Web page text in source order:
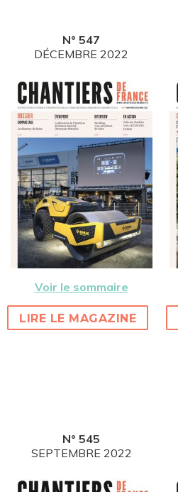
N° 547
DÉCEMBRE 2022
Voir le sommaire
LIRE LE MAGAZINE
N° 545
SEPTEMBRE 2022